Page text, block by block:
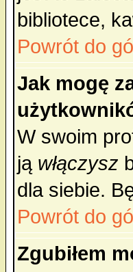
bibliotece,
Powrót do
Jak mogę
W swoim
ją włączysz
dla siebie.
Powrót do
Zgubiłem